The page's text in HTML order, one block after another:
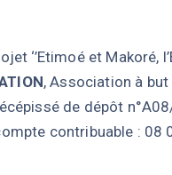
‘’Etimoé et Makoré,
, Association à
de dépôt
contribuable : 08